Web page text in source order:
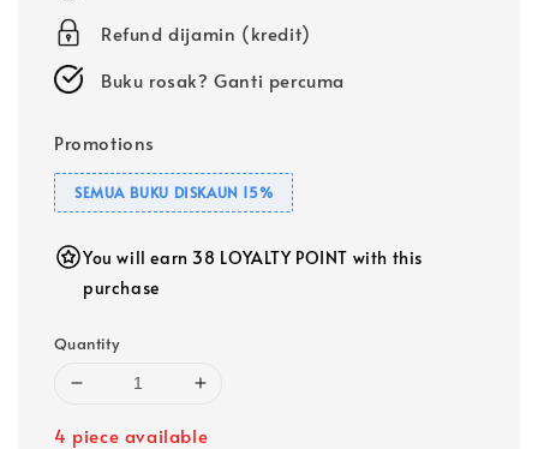
Refund dijamin (kredit)
Buku rosak? Ganti percuma
Promotions
SEMUA BUKU DISKAUN 15%
You will earn 38 LOYALTY POINT with this
purchase
Quantity
4 piece available